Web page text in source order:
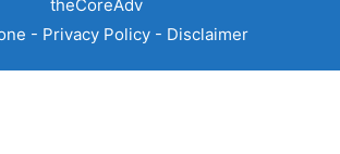
theCoreAdv
- Privacy Policy- Disclaimer